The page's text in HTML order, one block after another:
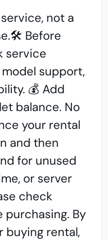
not a
🛠️ Before
service
support,
💰 Add
balance. No
your rental
and then
for unused
or server
check
By
buying rental,